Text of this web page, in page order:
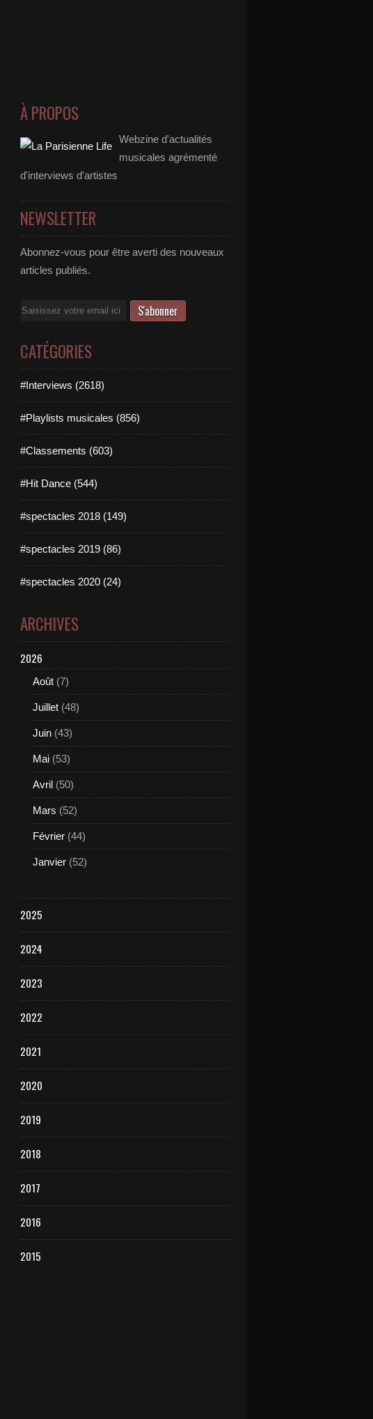
À PROPOS
Webzine d'actualités
musicales agrémenté
d'interviews d'artistes
NEWSLETTER
Abonnez-vous pour être averti des nouveaux
articles publiés.
Email
CATÉGORIES
#Interviews (2618)
#Playlists musicales (856)
#Classements (603)
#Hit Dance (544)
#spectacles 2018 (149)
#spectacles 2019 (86)
#spectacles 2020 (24)
ARCHIVES
2026
Août (7)
Juillet (48)
Juin (43)
Mai (53)
Avril (50)
Mars (52)
Février (44)
Janvier (52)
2025
2024
2023
2022
2021
2020
2019
2018
2017
2016
2015